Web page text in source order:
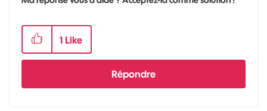
1 Like
Répondre